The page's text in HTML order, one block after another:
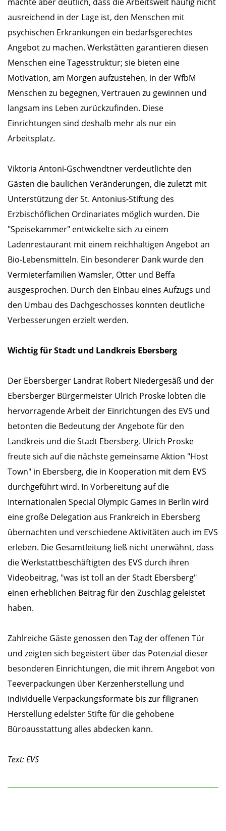
ausreichend in der Lage ist, den Menschen mit
psychischen Erkrankungen ein bedarfsgerechtes
Angebot zu machen. Werkstätten garantieren diesen
Menschen eine Tagesstruktur; sie bieten eine
Motivation, am Morgen aufzustehen, in der WfbM
Menschen zu begegnen, Vertrauen zu gewinnen und
langsam ins Leben zurückzufinden. Diese
Einrichtungen sind deshalb mehr als nur ein
Arbeitsplatz.
Viktoria Antoni-Gschwendtner verdeutlichte den
Gästen die baulichen Veränderungen, die zuletzt mit
Unterstützung der St. Antonius-Stiftung des
Erzbischöflichen Ordinariates möglich wurden. Die
"Speisekammer" entwickelte sich zu einem
Ladenrestaurant mit einem reichhaltigen Angebot an
Bio-Lebensmitteln. Ein besonderer Dank wurde den
Vermieterfamilien Wamsler, Otter und Beffa
ausgesprochen. Durch den Einbau eines Aufzugs und
den Umbau des Dachgeschosses konnten deutliche
Verbesserungen erzielt werden.
Wichtig für Stadt und Landkreis Ebersberg
Der Ebersberger Landrat Robert Niedergesäß und der
Ebersberger Bürgermeister Ulrich Proske lobten die
hervorragende Arbeit der Einrichtungen des EVS und
betonten die Bedeutung der Angebote für den
Landkreis und die Stadt Ebersberg. Ulrich Proske
freute sich auf die nächste gemeinsame Aktion "Host
Town" in Ebersberg, die in Kooperation mit dem EVS
durchgeführt wird. In Vorbereitung auf die
Internationalen Special Olympic Games in Berlin wird
eine große Delegation aus Frankreich in Ebersberg
übernachten und verschiedene Aktivitäten auch im EVS
erleben. Die Gesamtleitung ließ nicht unerwähnt, dass
die Werkstattbeschäftigten des EVS durch ihren
Videobeitrag, "was ist toll an der Stadt Ebersberg"
einen erheblichen Beitrag für den Zuschlag geleistet
haben.
Zahlreiche Gäste genossen den Tag der offenen Tür
und zeigten sich begeistert über das Potenzial dieser
besonderen Einrichtungen, die mit ihrem Angebot von
Teeverpackungen über Kerzenherstellung und
individuelle Verpackungsformate bis zur filigranen
Herstellung edelster Stifte für die gehobene
Büroausstattung alles abdecken kann.
Text: EVS